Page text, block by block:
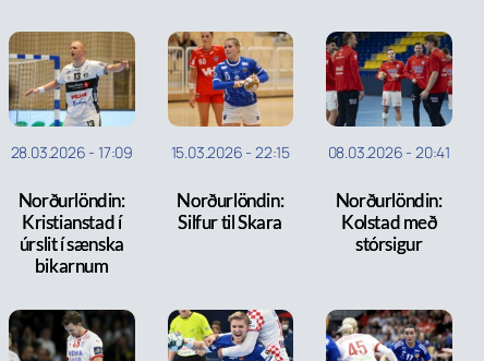
28.03.2026 - 17:09
Norðurlöndin:
Kristianstad í
úrslit í sænska
bikarnum
15.03.2026 - 22:15
Norðurlöndin:
Silfur til Skara
08.03.2026 - 20:41
Norðurlöndin:
Kolstad með
stórsigur